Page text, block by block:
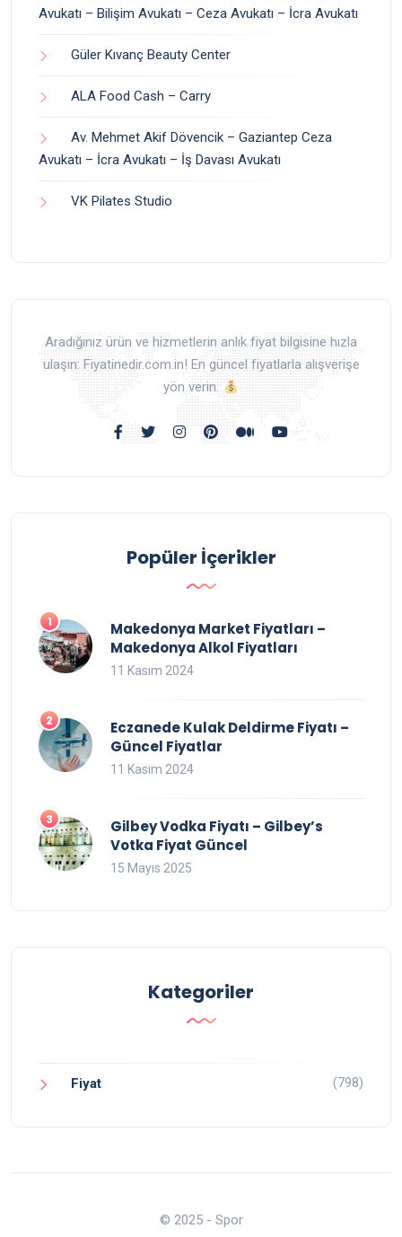
Avukatı – Bilişim Avukatı – Ceza Avukatı – İcra Avukatı
Güler Kıvanç Beauty Center
ALA Food Cash – Carry
Av. Mehmet Akif Dövencik – Gaziantep Ceza
Avukatı – İcra Avukatı – İş Davası Avukatı
VK Pilates Studio
Aradığınız ürün ve hizmetlerin anlık fiyat bilgisine hızla
ulaşın: Fiyatinedir.com.in! En güncel fiyatlarla alışverişe
yön verin.
Popüler İçerikler
Makedonya Market Fiyatları –
Makedonya Alkol Fiyatları
11 Kasım 2024
Eczanede Kulak Deldirme Fiyatı –
Güncel Fiyatlar
11 Kasım 2024
Gilbey Vodka Fiyatı – Gilbey’s
Votka Fiyat Güncel
15 Mayıs 2025
Kategoriler
Fiyat (798)
© 2025 - Spor